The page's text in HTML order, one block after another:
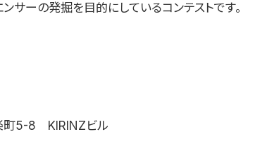
ンサーの発掘を目的にしているコンテストです。
町5-8 KIRINZビル